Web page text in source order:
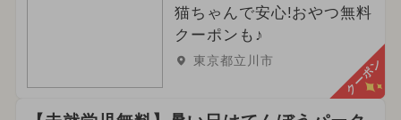
猫ちゃんで安心!おやつ無料
クーポンも♪
東京都立川市 クーポン